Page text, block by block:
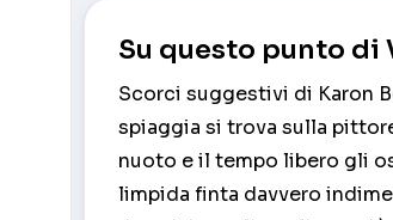
Su questo punto di
Scorci suggestivi di Karon
spiaggia si trova sulla
nuoto e il tempo libero gli
limpida finta davvero